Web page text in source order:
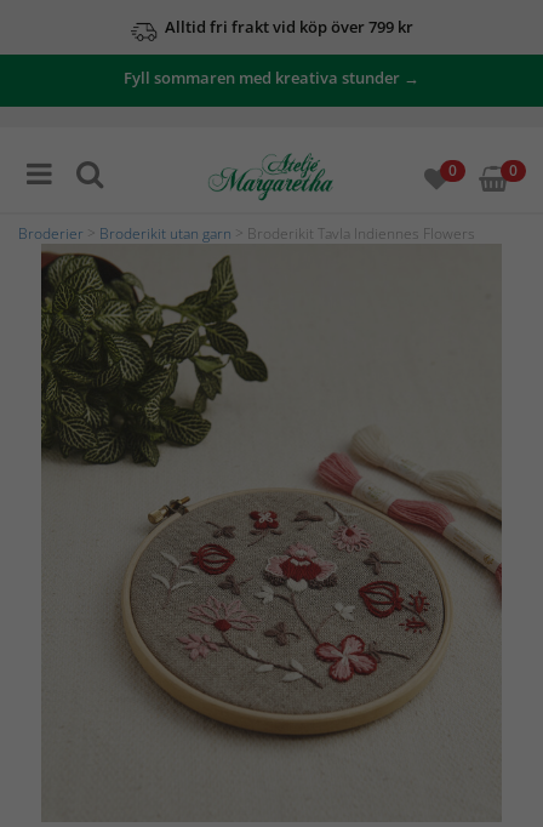
Alltid fri frakt vid köp över 799 kr
Fyll sommaren med kreativa stunder →
0 0
Broderier Broderikit utan garn > Broderikit Tavla Indiennes Flowers